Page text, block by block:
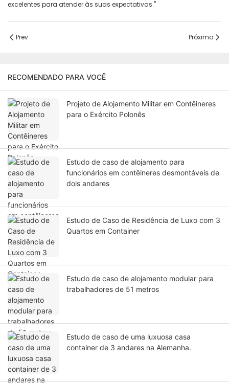
excelentes para atender às suas expectativas."
Prev. Próximo
RECOMENDADO PARA VOCÊ
Projeto de Alojamento Militar em Contêineres
para o Exército Polonês
Estudo de caso de alojamento para
funcionários em contêineres desmontáveis ​​de
dois andares
Estudo de Caso de Residência de Luxo com 3
Quartos em Container
Estudo de caso de alojamento modular para
trabalhadores de 51 metros
Estudo de caso de uma luxuosa casa
container de 3 andares na Alemanha.